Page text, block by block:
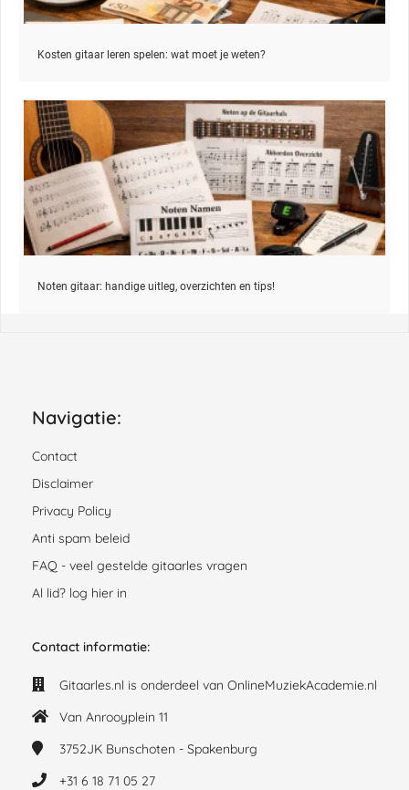
Kosten gitaar leren spelen: wat moet je weten?
Noten gitaar: handige uitleg, overzichten en tips!
Navigatie:
Contact
Disclaimer
Privacy Policy
Anti spam beleid
FAQ - veel gestelde gitaarles vragen
Al lid? log hier in
Contact informatie:
Gitaarles.nl is onderdeel van OnlineMuziekAcademie.nl
Van Anrooyplein 11
3752JK Bunschoten - Spakenburg
+31 6 18 71 05 27